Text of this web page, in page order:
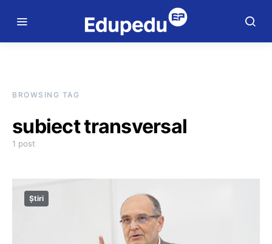
BROWSING TAG
subiect transversal
1 post
Știri